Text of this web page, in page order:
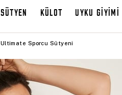
SÜTYEN KÜLOT UYKU GİYİMİ
Ultimate Sporcu Sütyeni